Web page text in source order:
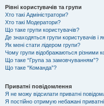
Рівні користувачів та групи
Хто такі Адміністратори?
Хто такі Модератори?
Що таке групи користувачів?
Де знаходяться групи користувачів і
Як мені стати лідером групи?
Чому групи відображаються різними
Що таке “Група за замовчуванням”?
Що таке “Команда”?
Приватні повідомлення
Я не можу відсилати приватні
Я постійно отримую небажані